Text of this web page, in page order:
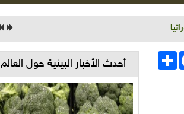
انشر
أحدث الأخبار البيئية حول العالم